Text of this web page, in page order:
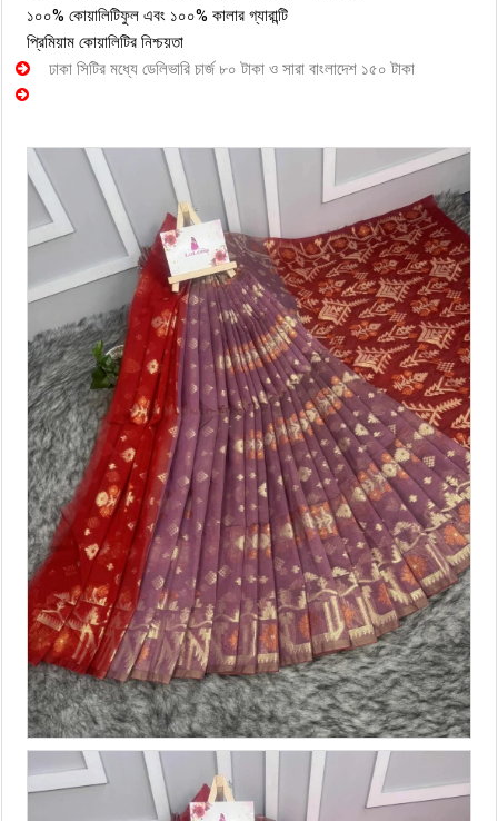
১০০% কোয়ালিটিফুল এবং ১০০% কালার গ্যারান্টি
প্রিমিয়াম কোয়ালিটির নিশ্চয়তা
ঢাকা সিটির মধ্যে ডেলিভারি চার্জ ৮০ টাকা ও সারা বাংলাদেশ ১৫০ টাকা